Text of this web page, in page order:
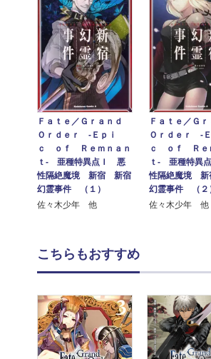
Ｆａｔｅ／Ｇｒａｎｄ
Ｏｒｄｅｒ ‐Ｅｐｉ
ｃ ｏｆ Ｒｅｍｎａｎ
ｔ‐ 亜種特異点Ｉ 悪
性隔絶魔境 新宿 新宿
幻霊事件 （１）
佐々木少年 他
Ｆａｔｅ／Ｇ
Ｏｒｄｅｒ ‐Ｅ
ｃ ｏｆ Ｒｅ
ｔ‐ 亜種特異
性隔絶魔境
幻霊事件 （２
佐々木少年 他
こちらもおすすめ